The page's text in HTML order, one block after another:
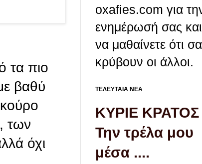
τα πιο
βαθύ
των
όχι
oxafies.com για
ενημέρωσή σας
να μαθαίνετε ότι
κρύβουν οι άλλοι.
ΤΕΛΕΥΤΑΙΑ ΝΕΑ
ΚΥΡΙΕ ΚΡΑΤΟΣ
Την τρέλα μου
μέσα ....